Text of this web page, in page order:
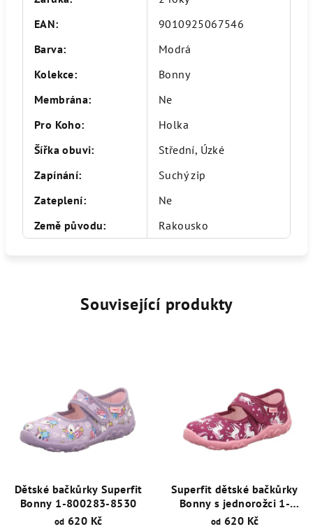
EAN:
9010925067546
Barva:
Modrá
Kolekce:
Bonny
Membrána:
Ne
Pro Koho:
Holka
Šířka obuvi:
Střední, Úzké
Zapínání:
Suchý zip
Zateplení:
Ne
Země původu: Rakousko
Související produkty
Dětské bačkůrky Superfit
Bonny 1-800283-8530
od 620 Kč
Superfit dětské bačkůrky
Bonny s jednorožci 1-
800283-5010
od 620 Kč